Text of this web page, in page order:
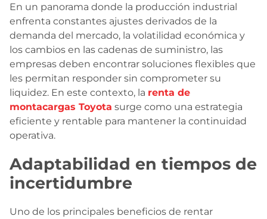
En un panorama donde la producción industrial
enfrenta constantes ajustes derivados de la
demanda del mercado, la volatilidad económica y
los cambios en las cadenas de suministro, las
empresas deben encontrar soluciones flexibles que
les permitan responder sin comprometer su
liquidez. En este contexto, la renta de
montacargas Toyota surge como una estrategia
eficiente y rentable para mantener la continuidad
operativa.
Adaptabilidad en tiempos de
incertidumbre
Uno de los principales beneficios de rentar